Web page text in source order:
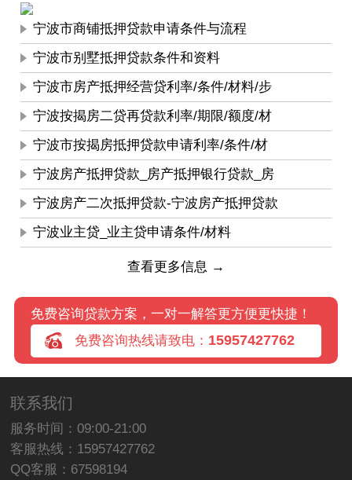
宁波市商铺抵押贷款申请条件与流程
宁波市别墅抵押贷款条件和资料
宁波市房产抵押经营贷利率/条件/材料/步
宁波按揭房二贷再贷款利率/期限/额度/材
宁波市按揭房抵押贷款申请利率/条件/材
宁波房产抵押贷款_房产抵押银行贷款_房
宁波房产二次抵押贷款-宁波房产抵押贷款
宁波业主贷_业主贷申请条件/材料
查看更多信息 →
免费咨询贷款方案，一对一解答更方便更快捷！
免费咨询热线请致电： 15957427762
联系我们
服务时间：09:00-21:00
客服热线：15957427762
QQ客服：67598194